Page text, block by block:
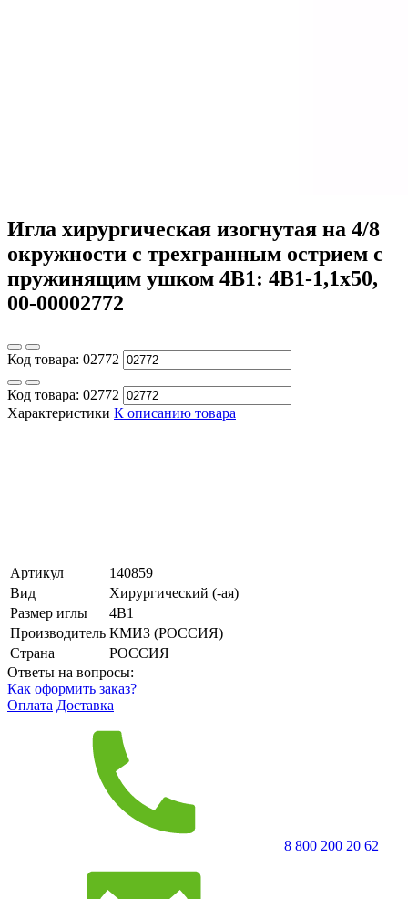
Игла хирургическая изогнутая на 4/8
окружности с трехгранным острием с
пружинящим ушком 4В1: 4В1-1,1х50,
00-00002772
Код товара: 02772
Код товара: 02772
Характеристики К описанию товара
Артикул
140859
Вид
Хирургический (-ая)
Размер иглы
4В1
Производитель КМИЗ (РОССИЯ)
Страна
РОССИЯ
Ответы на вопросы:
Как оформить заказ?
Оплата Доставка
8 800 200 20 62